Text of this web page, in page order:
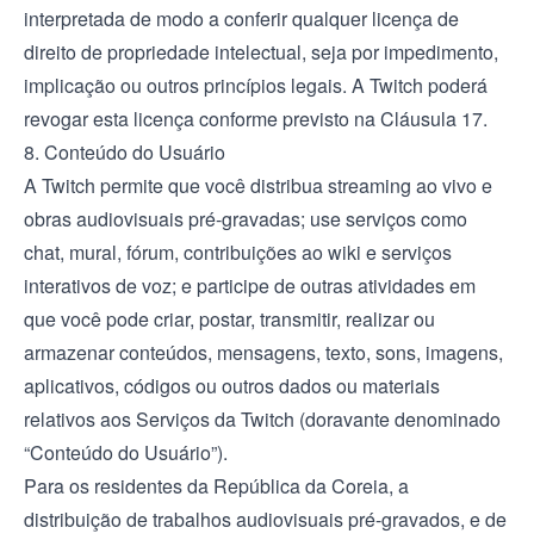
interpretada de modo a conferir qualquer licença de
direito de propriedade intelectual, seja por impedimento,
implicação ou outros princípios legais. A Twitch poderá
revogar esta licença conforme previsto na Cláusula 17.
8. Conteúdo do Usuário
A Twitch permite que você distribua streaming ao vivo e
obras audiovisuais pré-gravadas; use serviços como
chat, mural, fórum, contribuições ao wiki e serviços
interativos de voz; e participe de outras atividades em
que você pode criar, postar, transmitir, realizar ou
armazenar conteúdos, mensagens, texto, sons, imagens,
aplicativos, códigos ou outros dados ou materiais
relativos aos Serviços da Twitch (doravante denominado
“Conteúdo do Usuário”).
Para os residentes da República da Coreia, a
distribuição de trabalhos audiovisuais pré-gravados, e de